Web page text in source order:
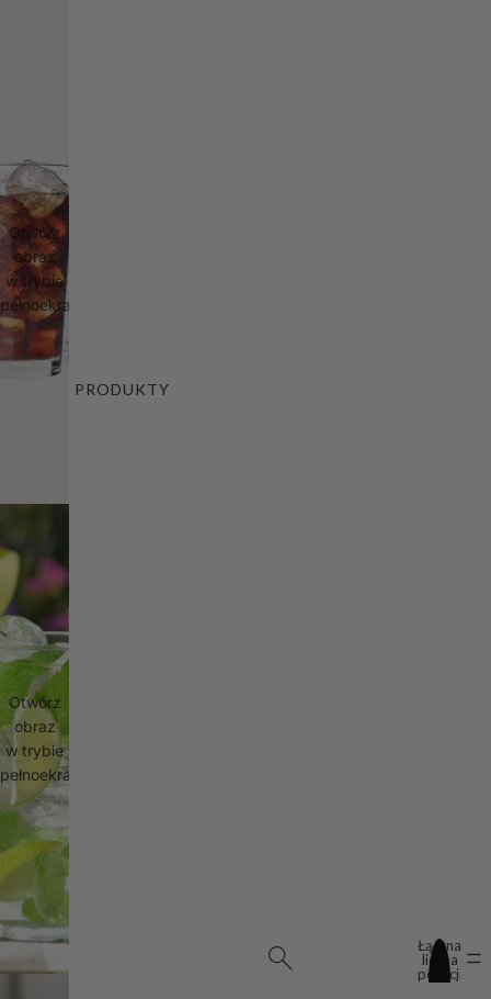
PRODUKTY
Łączna
liczba
pozycji
w
Otwórz
obraz
w trybie
pełnoekranowym
Otwórz
obraz
w trybie
pełnoekranowym